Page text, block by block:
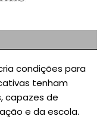
condições para
tenham
capazes de
e da escola.